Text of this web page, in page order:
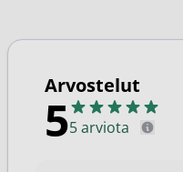
Arvostelut
55 arviota